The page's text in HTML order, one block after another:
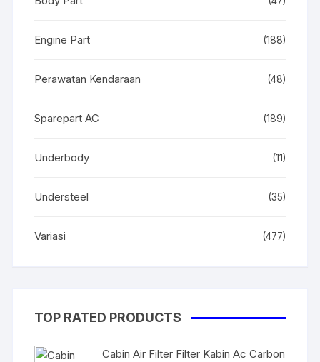
Engine Part (188)
Perawatan Kendaraan (48)
Sparepart AC (189)
Underbody (11)
Understeel (35)
Variasi (477)
TOP RATED PRODUCTS
Cabin Air Filter Filter Kabin Ac Carbon